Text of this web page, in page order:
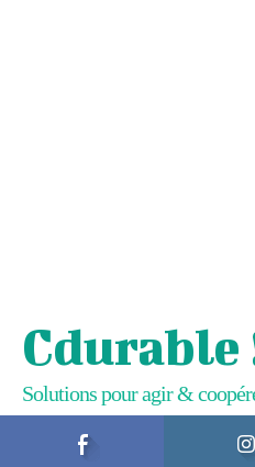
Cdurable
Solutions pour agir &